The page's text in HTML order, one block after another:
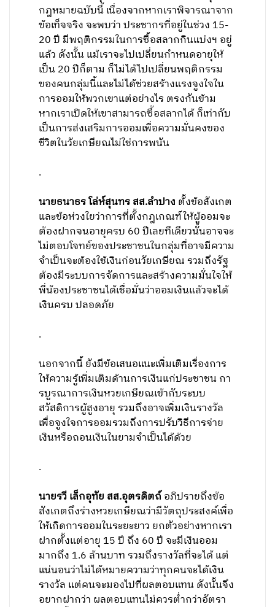
กฎหมายฉบับนี้ เนื่องจากหากเราพิจารณาจาก
ข้อเท็จจริง จะพบว่า ประชากรที่อยู่ในช่วง 15-
20 ปี มีพฤติกรรมในการซื้อสลากกินแบ่งฯ อยู่
แล้ว ดังนั้น แม้เราจะไปเปลี่ยนกำหนดอายุให้
เป็น 20 ปีก็ตาม ก็ไม่ได้ไปเปลี่ยนพฤติกรรม
ของคนกลุ่มนี้และไม่ได้ช่วยสร้างแรงจูงใจใน
การออมให้พวกเขาแต่อย่างไร ตรงกันข้าม
หากเราเปิดให้เขาสามารถซื้อสลากได้ ก็เท่ากับ
เป็นการส่งเสริมการออมเพื่อความมั่นคงของ
ชีวิตในวัยเกษียณไม่ใช่การพนัน
.
นายธนาธร โล่ห์สุนทร สส.ลำปาง ตั้งข้อสังเกต
และข้อห่วงใยว่าการที่ตั้งกฎเกณฑ์ให้ผู้ออมจะ
ต้องฝากจนอายุครบ 60 ปีเลยทีเดียวนั้นอาจจะ
ไม่ตอบโจทย์ของประชาชนในกลุ่มที่อาจมีความ
จำเป็นจะต้องใช้เงินก่อนวัยเกษียณ รวมถึงรัฐ
ต้องมีระบบการจัดการและสร้างความมั่นใจให้
พี่น้องประชาชนได้เชื่อมั่นว่าออมเงินแล้วจะได้
เงินครบ ปลอดภัย
.
นอกจากนี้ ยังมีข้อเสนอแนะเพิ่มเติมเรื่องการ
ให้ความรู้เพิ่มเติมด้านการเงินแก่ประชาชน กา
รบูรณาการเงินหวยเกษียณเข้ากับระบบ
สวัสดิการผู้สูงอายุ รวมถึงอาจเพิ่มเงินรางวัล
เพื่อจูงใจการออมรวมถึงการปรับวิธีการจ่าย
เงินหรือถอนเงินในยามจำเป็นได้ด้วย
.
นายรวี เล็กอุทัย สส.อุตรดิตถ์อภิปรายถึงข้อ
สังเกตถึงร่างหวยเกษียณว่ามีวัตถุประสงค์เพื่อ
ให้เกิดการออมในระยะยาว ยกตัวอย่างหากเรา
ฝากตั้งแต่อายุ 15 ปี ถึง 60 ปี จะมีเงินออม
มากถึง 1.6 ล้านบาท รวมถึงรางวัลที่จะได้ แต่
แน่นอนว่าไม่ได้หมายความว่าทุกคนจะได้เงิน
รางวัล แต่คนจะมองไปที่ผลตอบแทน ดังนั้นจึง
อยากฝากว่า ผลตอบแทนไม่ควรต่ำกว่าอัตรา